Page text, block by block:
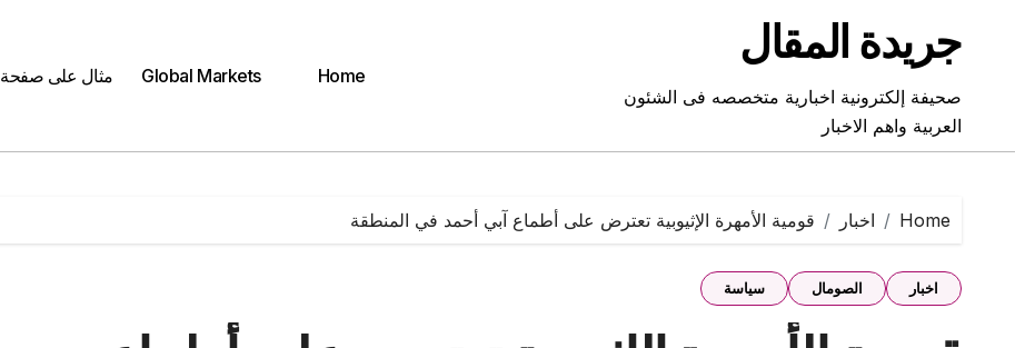
contentجريدة المقال
صحيفة إلكترونية اخبارية متخصصه فى الشئون
العربية واهم الاخبار
Home
Global Markets مثال على صفحة
Home اخبار قومية الأمهرة الإثيوبية تعترض على أطماع آبي أحمد في المنطقة
اخبار الصومال سياسة